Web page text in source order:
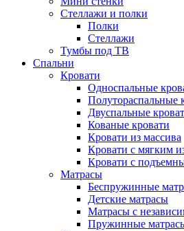
Стеллажи и полки
Полки
Стеллажи
Тумбы под ТВ
Спальни
Кровати
Односпальные
Полутораспальные
Двуспальные
Кованые кровати
Кровати из массива
Кровати с мягким
Кровати с
Матрасы
Беспружинные
Детские матрасы
Матрасы с
Пружинные